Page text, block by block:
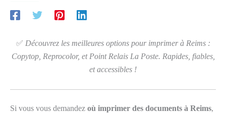
✅ Découvrez les meilleures options pour imprimer à Reims :
Copytop, Reprocolor, et Point Relais La Poste. Rapides, fiables,
et accessibles !
Si vous vous demandez où imprimer des documents à Reims,